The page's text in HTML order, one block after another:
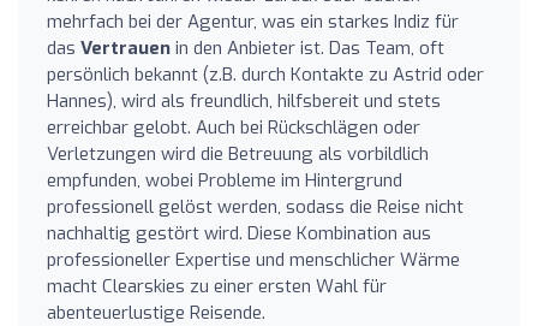
mehrfach bei der Agentur, was ein starkes Indiz für
das Vertrauen in den Anbieter ist. Das Team, oft
persönlich bekannt (z.B. durch Kontakte zu Astrid oder
Hannes), wird als freundlich, hilfsbereit und stets
erreichbar gelobt. Auch bei Rückschlägen oder
Verletzungen wird die Betreuung als vorbildlich
empfunden, wobei Probleme im Hintergrund
professionell gelöst werden, sodass die Reise nicht
nachhaltig gestört wird. Diese Kombination aus
professioneller Expertise und menschlicher Wärme
macht Clearskies zu einer ersten Wahl für
abenteuerlustige Reisende.